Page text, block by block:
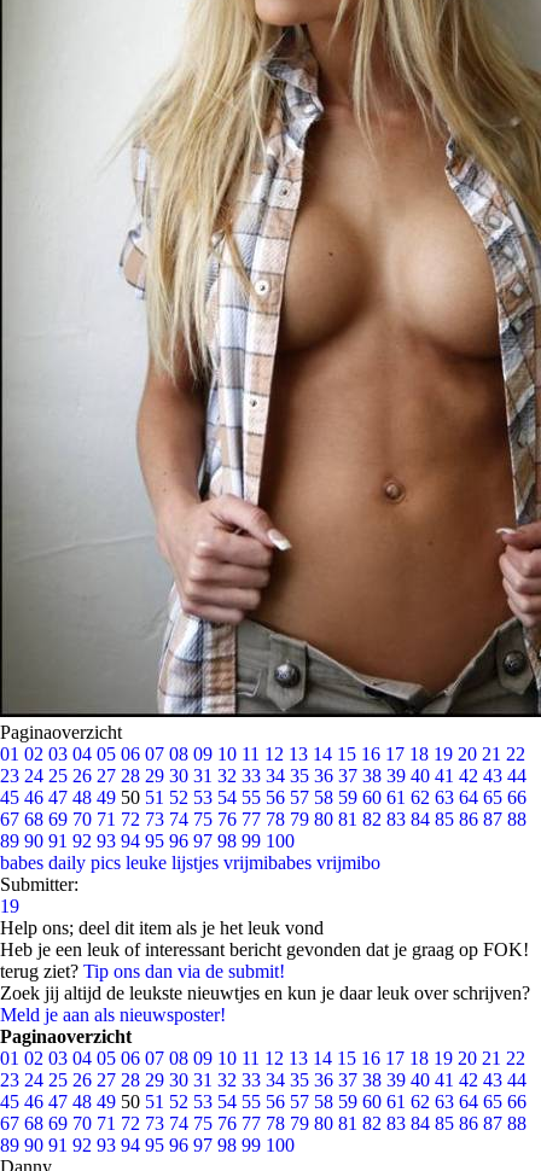
Paginaoverzicht
01 02 03 04 05 06 07 08 09 10 11 12 13 14 15 16 17 18 19 20 21 22
23 24 25 26 27 28 29 30 31 32 33 34 35 36 37 38 39 40 41 42 43 44
45 46 47 48 49 50 51 52 53 54 55 56 57 58 59 60 61 62 63 64 65 66
67 68 69 70 71 72 73 74 75 76 77 78 79 80 81 82 83 84 85 86 87 88
89 90 91 92 93 94 95 96 97 98 99 100
babes daily pics leuke lijstjes vrijmibabes vrijmibo
Submitter:
19
Help ons; deel dit item als je het leuk vond
Heb je een leuk of interessant bericht gevonden dat je graag op FOK!
terug ziet? Tip ons dan via de submit!
Zoek jij altijd de leukste nieuwtjes en kun je daar leuk over schrijven?
Meld je aan als nieuwsposter!
Paginaoverzicht
01 02 03 04 05 06 07 08 09 10 11 12 13 14 15 16 17 18 19 20 21 22
23 24 25 26 27 28 29 30 31 32 33 34 35 36 37 38 39 40 41 42 43 44
45 46 47 48 49 50 51 52 53 54 55 56 57 58 59 60 61 62 63 64 65 66
67 68 69 70 71 72 73 74 75 76 77 78 79 80 81 82 83 84 85 86 87 88
89 90 91 92 93 94 95 96 97 98 99 100
Danny